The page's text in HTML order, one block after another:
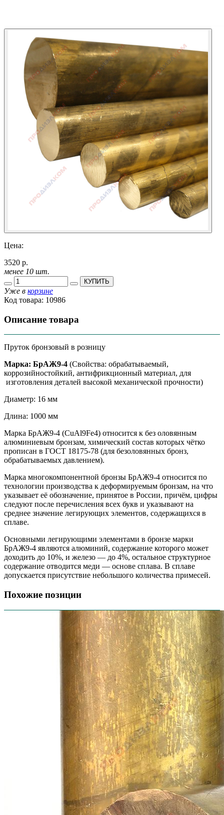
Цена:
3520 р.
менее 10 шт.
КУПИТЬ
Уже в корзине
Код товара: 10986
Описание товара
Пруток бронзовый в розницу
Марка: БрАЖ9-4 (Свойства: обрабатываемый,
коррозийностойкий, антифрикционный материал, для
изготовления деталей высокой механической прочности)
Диаметр: 16 мм
Длина: 1000 мм
Марка БрАЖ9-4 (CuAl9Fe4) относится к без оловянным
алюминиевым бронзам, химический состав которых чётко
прописан в ГОСТ 18175-78 (для безоловянных бронз,
обрабатываемых давлением).
Марка многокомпонентной бронзы БрАЖ9-4 относится по
технологии производства к деформируемым бронзам, на что
указывает её обозначение, принятое в России, причём, цифры
следуют после перечисления всех букв и указывают на
среднее значение легирующих элементов, содержащихся в
сплаве.
Основными легирующими элементами в бронзе марки
БрАЖ9-4 являются алюминий, содержание которого может
доходить до 10%, и железо — до 4%, остальное структурное
содержание отводится меди — основе сплава. В сплаве
допускается присутствие небольшого количества примесей.
Похожие позиции